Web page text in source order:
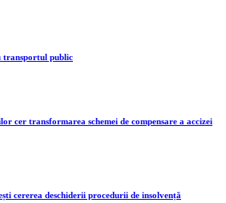
transportul public
cer transformarea schemei de compensare a accizei
cererea deschiderii procedurii de insolvență